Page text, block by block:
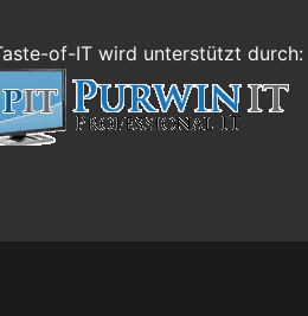
of-IT wird unterstützt durch: